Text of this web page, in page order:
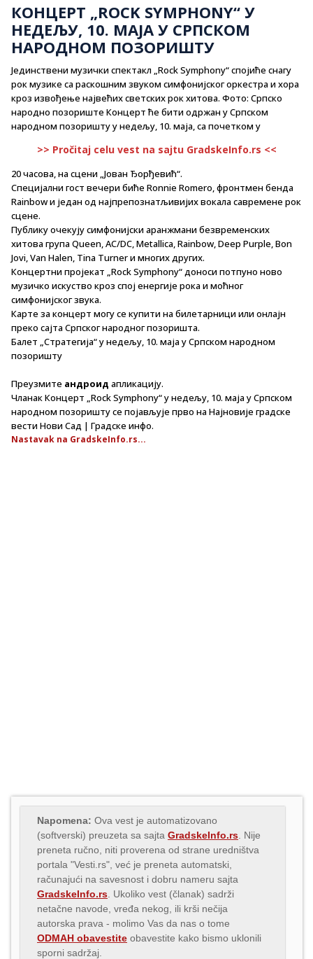
КОНЦЕРТ „ROCK SYMPHONY“ У
НЕДЕЉУ, 10. МАЈА У СРПСКОМ
НАРОДНОМ ПОЗОРИШТУ
Јединствени музички спектакл „Rock Symphony“ спојиће снагу
рок музике са раскошним звуком симфонијског оркестра и хора
кроз извођење највећих светских рок хитова. Фото: Српско
народно позориште Концерт ће бити одржан у Српском
народном позоришту у недељу, 10. маја, са почетком у
>> Pročitaj celu vest na sajtu GradskeInfo.rs <<
20 часова, на сцени „Јован Ђорђевић“.
Специјални гост вечери биће Ronnie Romero, фронтмен бенда
Rainbow и један од најпрепознатљивијих вокала савремене рок
сцене.
Публику очекују симфонијски аранжмани безвременских
хитова група Queen, AC/DC, Metallica, Rainbow, Deep Purple, Bon
Jovi, Van Halen, Tina Turner и многих других.
Концертни пројекат „Rock Symphony“ доноси потпуно ново
музичко искуство кроз спој енергије рока и моћног
симфонијског звука.
Карте за концерт могу се купити на билетарници или онлајн
преко сајта Српског народног позоришта.
Балет „Стратегија“ у недељу, 10. маја у Српском народном
позоришту
Преузмите андроид апликацију.
Чланак Концерт „Rock Symphony“ у недељу, 10. маја у Српском
народном позоришту се појављује прво на Најновије градске
вести Нови Сад | Градске инфо.
Nastavak na GradskeInfo.rs...
Napomena: Ova vest je automatizovano
(softverski) preuzeta sa sajta GradskeInfo.rs . Nije
preneta ručno, niti proverena od strane uredništva
portala "Vesti.rs", već je preneta automatski,
računajući na savesnost i dobru nameru sajta
GradskeInfo.rs . Ukoliko vest (članak) sadrži
netačne navode, vređa nekog, ili krši nečija
autorska prava - molimo Vas da nas o tome
ODMAH obavestite obavestite kako bismo uklonili
sporni sadržaj.